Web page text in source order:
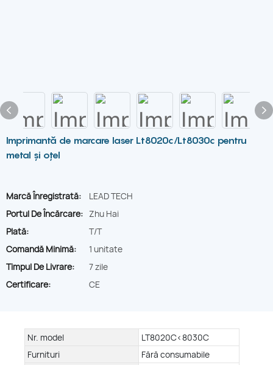
Imprimantă de marcare laser Lt8020c/Lt8030c pentru
metal și oțel
Marcă Înregistrată:
LEAD TECH
Portul De Încărcare: Zhu Hai
Plată:
T/T
Comandă Minimă:
1 unitate
Timpul De Livrare:
7 zile
Certificare:
CE
Nr. model
LT8020C<8030C
Furnituri
Fără consumabile